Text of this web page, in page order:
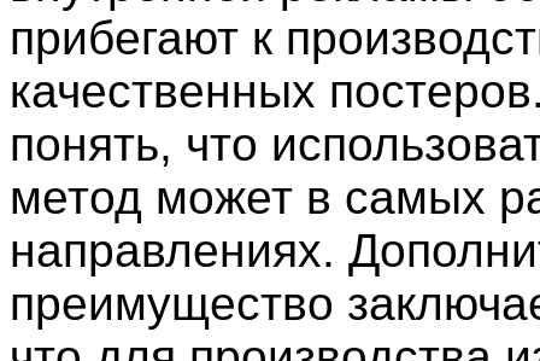
прибегают к
качественных
понять, что
метод может в самых
направлениях.
преимущество